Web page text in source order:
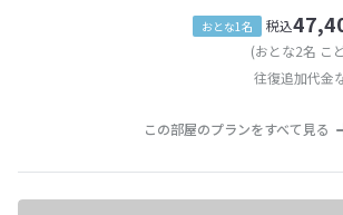
おとな1名 税込
(おとな2名 こ
往復追加代金
この部屋のプランをすべて見る